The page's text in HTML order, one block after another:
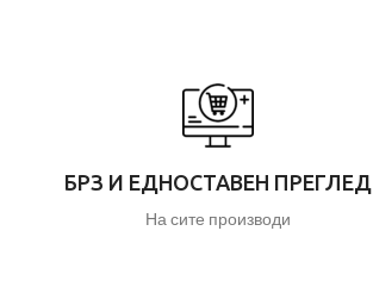
БРЗ И ЕДНОСТАВЕН ПРЕГЛЕД
На сите производи